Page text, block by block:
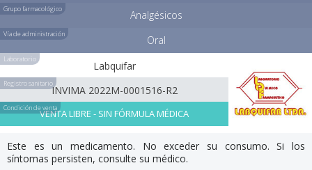
Grupo farmacológico Analgésicos
Vía de administración Oral
Laboratorio
Labquifar
Registro sanitario
INVIMA 2022M-0001516-R2
Condición de ventaVENTA LIBRE - SIN FÓRMULA MÉDICA
Este es un medicamento. No exceder su consumo. Si los
síntomas persisten, consulte su médico.